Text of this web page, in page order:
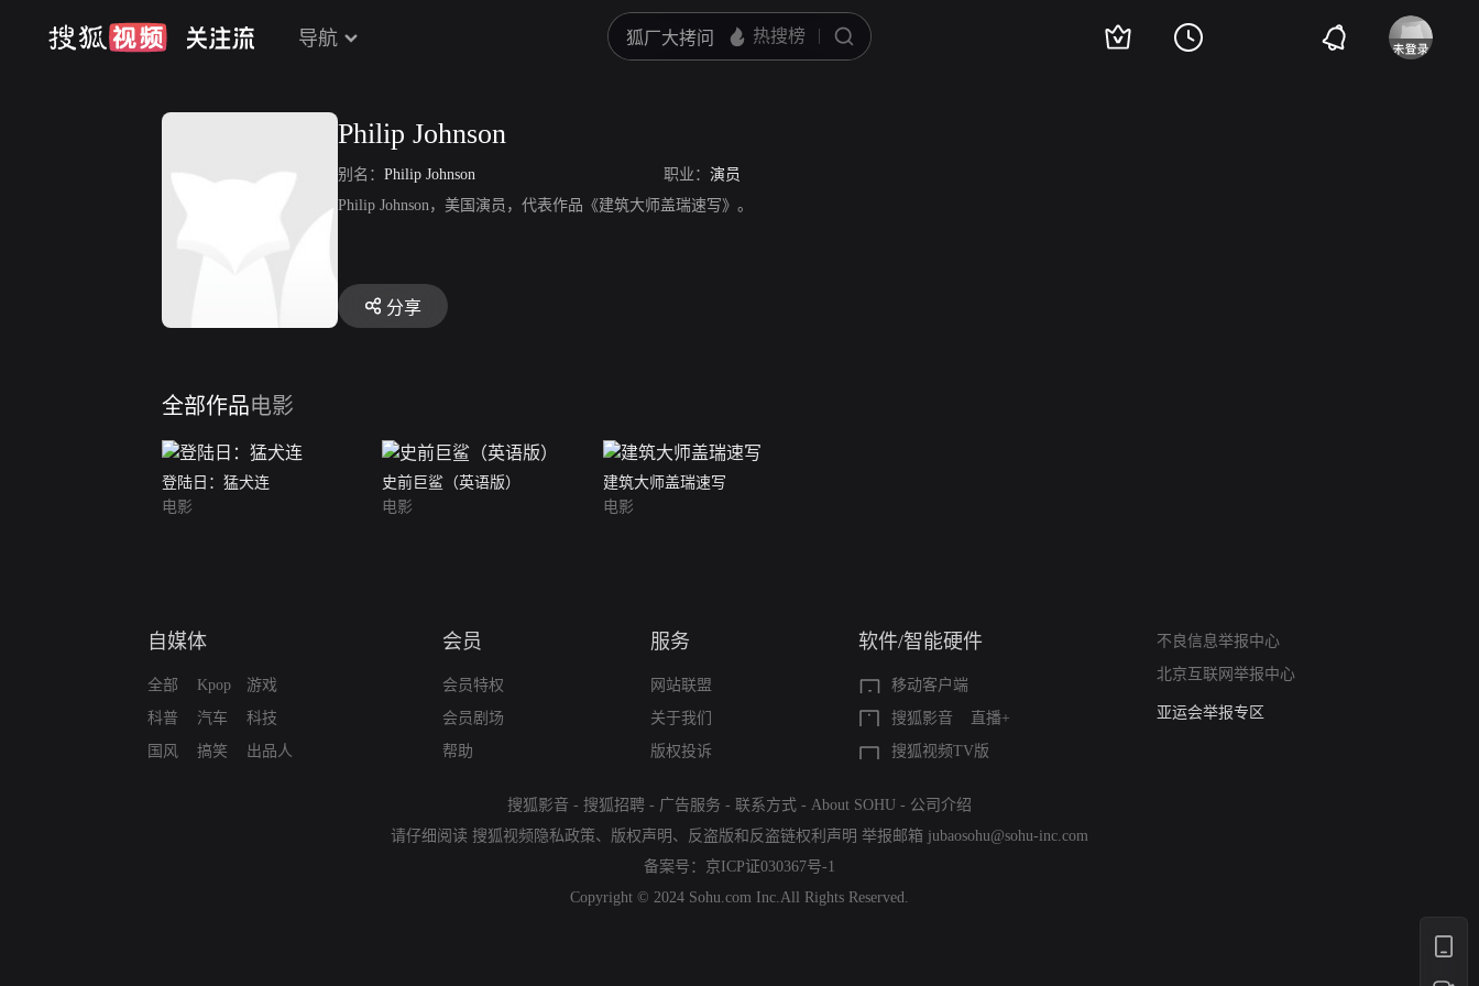
导航
Philip Johnson
别名： Philip Johnson 职业： 演员
Philip Johnson，美国演员，代表作品《建筑大师盖瑞速写》。
分享
全部作品电影
登陆日：猛犬连
电影
史前巨鲨（英语版）
电影
建筑大师盖瑞速写
电影
自媒体
全部
科普
国风
Kpop
汽车
搞笑
游戏
科技
出品人
会员
会员特权
会员剧场
帮助
服务
网站联盟
关于我们
版权投诉
软件/智能硬件
移动客户端
搜狐影音
直播+
搜狐视频TV版
不良信息举报中心
北京互联网举报中心
算法推荐专项举报
亚运会举报专区
搜狐影音 - 搜狐招聘 - 广告服务 - 联系方式 - About SOHU - 公司介绍
请仔细阅读 搜狐视频隐私政策、 版权声明 、 反盗版和反盗链权利声明 举报邮箱 jubaosohu@sohu-inc.com
备案号： 京ICP证030367号-1
Copyright © 2024 Sohu.com Inc.All Rights Reserved.